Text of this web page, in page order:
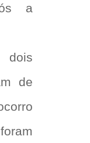
a
dois
de